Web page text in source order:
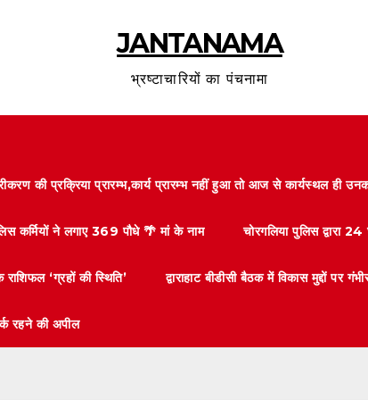
JANTANAMA
भ्रष्टाचारियों का पंचनामा
की प्रक्रिया प्रारम्भ,कार्य प्रारम्भ नहीं हुआ तो आज से कार्यस्थल ही
कर्मियों ने लगाए 369 पौधे 🌴 मां के नाम चोरगलिया पुलिस द्वारा
‘ग्रहों की स्थिति’ द्वाराहाट बीडीसी बैठक में विकास मुद्दों पर
रहने की अपील